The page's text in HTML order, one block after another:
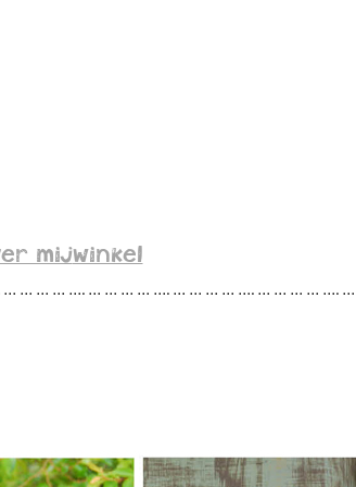
mijwinkel
… … … …. … … … … …. … … … … …. … … … … ….